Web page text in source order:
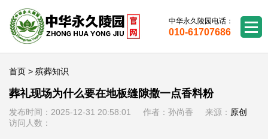
中华永久陵园电话：
010-61707686
首页 > 殡葬知识
葬礼现场为什么要在地板缝隙撒一点香料粉
发布时间：2025-12-31 20:58:01 作者：孙尚香 来源： 原创
访问人数：